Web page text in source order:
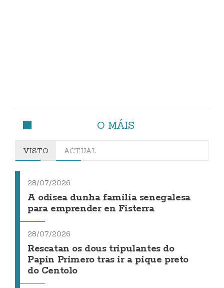
O MÁIS
VISTO ACTUAL
28/07/2026
A odisea dunha familia senegalesa
para emprender en Fisterra
28/07/2026
Rescatan os dous tripulantes do
Papin Primero tras ir a pique preto
do Centolo